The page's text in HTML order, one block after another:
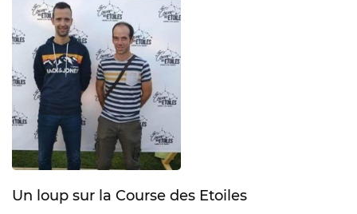
Un loup sur la Course des Etoiles